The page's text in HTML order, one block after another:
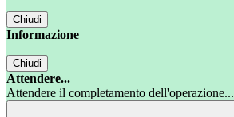
Chiudi
Informazione
Chiudi
Attendere...
Attendere il completamento dell'operazione...